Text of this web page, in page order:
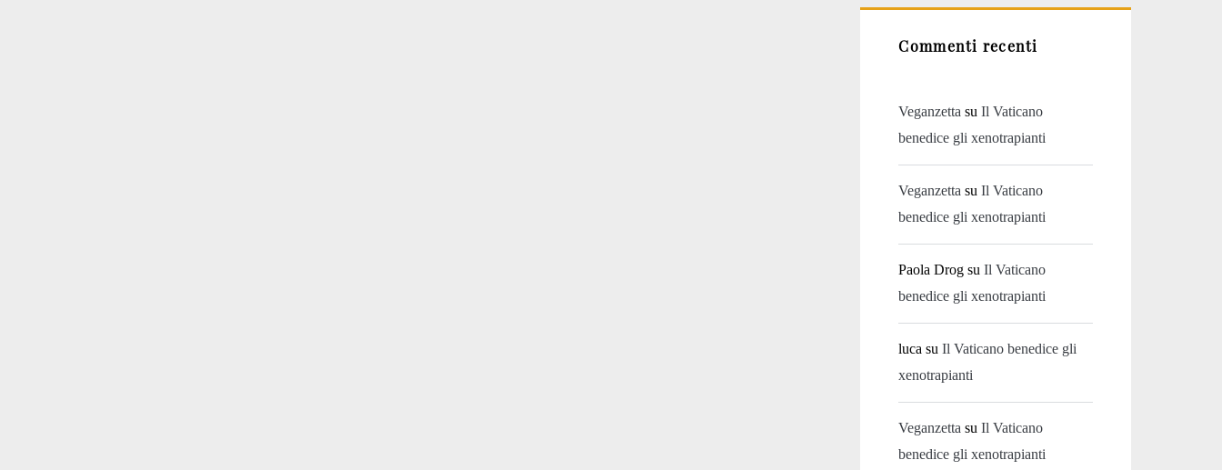
Commenti recenti
Veganzetta suIl Vaticano
benedice gli xenotrapianti
Veganzetta suIl Vaticano
benedice gli xenotrapianti
Paola Drog suIl Vaticano
benedice gli xenotrapianti
luca suIl Vaticano benedice gli
xenotrapianti
Veganzetta suIl Vaticano
benedice gli xenotrapianti